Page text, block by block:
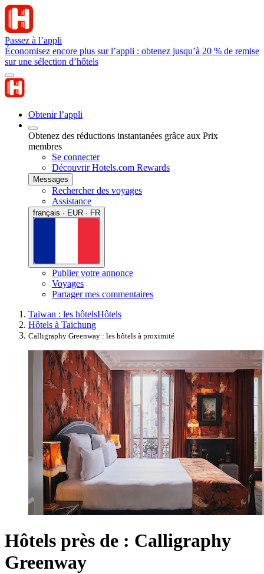
Passez à l’appli
Économisez encore plus sur l’appli : obtenez jusqu’à 20 % de remise
sur une sélection d’hôtels
Obtenir l’appli
Obtenez des réductions instantanées grâce aux Prix
membres
Se connecter
Découvrir Hotels.com Rewards
Messages
Rechercher des voyages
Assistance
français · EUR · FR
Publier votre annonce
Voyages
Partager mes commentaires
Taiwan : les hôtelsHôtels
Hôtels à Taichung
Calligraphy Greenway : les hôtels à proximité
Hôtels près de : Calligraphy
Greenway